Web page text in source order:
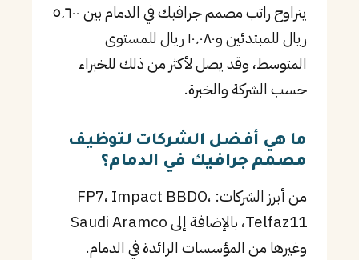
يتراوح راتب مصمم جرافيك في الدمام بين ٥٬٦٠٠
ريال للمبتدئين و١٠٬٠٨٠ ريال للمستوى
المتوسط، وقد يصل لأكثر من ذلك للخبراء
حسب الشركة والخبرة.
ما هي أفضل الشركات لتوظيف
مصمم جرافيك في الدمام؟
من أبرز الشركات: FP7، Impact BBDO،
Telfaz11، بالإضافة إلى Saudi Aramco
وغيرها من المؤسسات الرائدة في الدمام.